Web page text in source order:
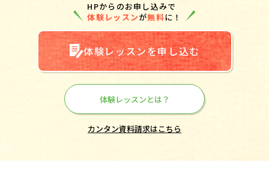
HPからのお申し込みで
体験レッスンが無料に！
体験レッスンを申し込む
体験レッスンとは？
カンタン資料請求はこちら